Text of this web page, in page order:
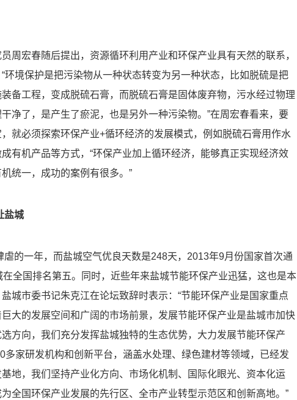
周宏春随后提出，资源循环利用产业和环保产业具有天然的联系，
环境保护是把污染物从一种状态转变为另一种状态，比如脱硫是把
备工程，变成脱硫石膏，而脱硫石膏是固体废弃物，污水经过物理
净了，是产生了瘀泥，也是另外一种污染物。”在周宏春看来，要
就必须探索环保产业+循环经济的发展模式，例如脱硫石膏用作水
有机产品等方式，“环保产业加上循环经济，能够真正实现经济效
统一，成功的案例有很多。”
盐城
虐的一年，而盐城空气优良天数是248天，2013年9月份国家首次通
全国排名第五。同时，近些年来盐城节能环保产业迅猛，这也是本
城市委书记朱克江在论坛致辞时表示：“节能环保产业是国家重点
大的发展空间和广阔的市场前景，发展节能环保产业是盐城市加快
方向，我们充分发挥盐城独特的生态优势，大力发展节能环保产
多家研发机构和创新平台，涵盖水处理、绿色建材等领域，已经发
地，我们坚持产业化方向、市场化机制、国际化眼光、资本化运
全国环保产业发展的先行区、全市产业转型示范区和创新高地。”